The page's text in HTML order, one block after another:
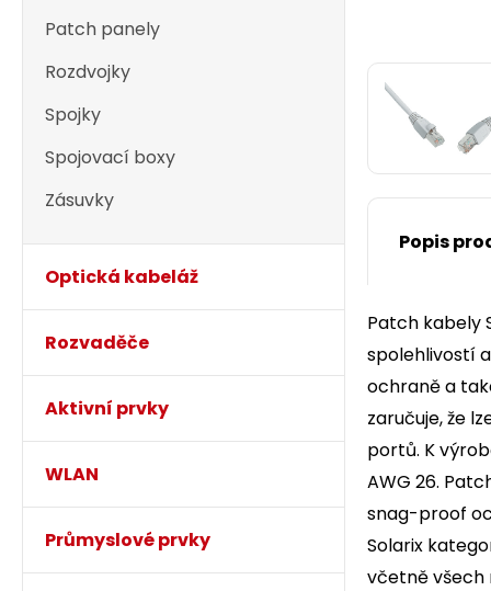
Patch panely
Rozdvojky
Spojky
Spojovací boxy
Zásuvky
Optická kabeláž
Rozvaděče
Aktivní prvky
WLAN
Průmyslové prvky
Popis
Patch kabely
spolehlivostí
ochraně a
zaručuje, že
portů. K
AWG 26.
snag-proof
Solarix
včetně všech